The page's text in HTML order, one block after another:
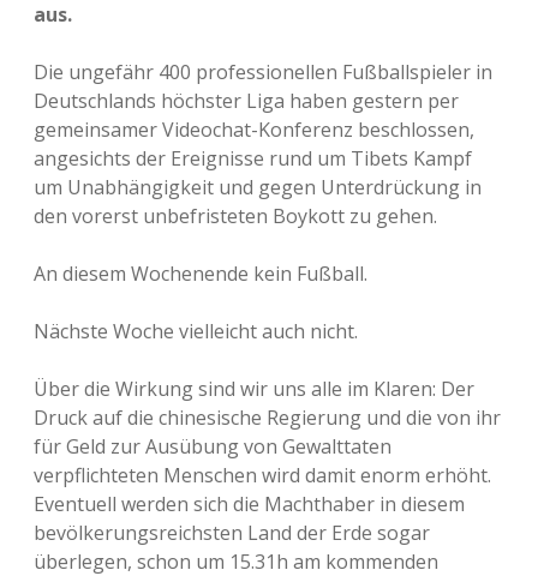
aus.
Die ungefähr 400 professionellen Fußballspieler in
Deutschlands höchster Liga haben gestern per
gemeinsamer Videochat-Konferenz beschlossen,
angesichts der Ereignisse rund um Tibets Kampf
um Unabhängigkeit und gegen Unterdrückung in
den vorerst unbefristeten Boykott zu gehen.
An diesem Wochenende kein Fußball.
Nächste Woche vielleicht auch nicht.
Über die Wirkung sind wir uns alle im Klaren: Der
Druck auf die chinesische Regierung und die von ihr
für Geld zur Ausübung von Gewalttaten
verpflichteten Menschen wird damit enorm erhöht.
Eventuell werden sich die Machthaber in diesem
bevölkerungsreichsten Land der Erde sogar
überlegen, schon um 15.31h am kommenden